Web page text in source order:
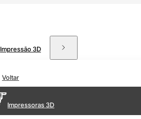
Impressão 3D
Voltar
Impressoras 3D